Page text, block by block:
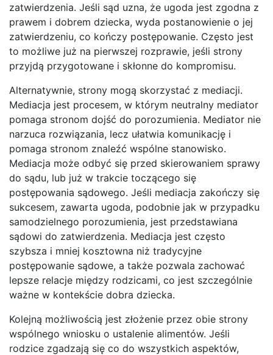
zatwierdzenia. Jeśli sąd uzna, że ugoda jest zgodna z
prawem i dobrem dziecka, wyda postanowienie o jej
zatwierdzeniu, co kończy postępowanie. Często jest
to możliwe już na pierwszej rozprawie, jeśli strony
przyjdą przygotowane i skłonne do kompromisu.
Alternatywnie, strony mogą skorzystać z mediacji.
Mediacja jest procesem, w którym neutralny mediator
pomaga stronom dojść do porozumienia. Mediator nie
narzuca rozwiązania, lecz ułatwia komunikację i
pomaga stronom znaleźć wspólne stanowisko.
Mediacja może odbyć się przed skierowaniem sprawy
do sądu, lub już w trakcie toczącego się
postępowania sądowego. Jeśli mediacja zakończy się
sukcesem, zawarta ugoda, podobnie jak w przypadku
samodzielnego porozumienia, jest przedstawiana
sądowi do zatwierdzenia. Mediacja jest często
szybsza i mniej kosztowna niż tradycyjne
postępowanie sądowe, a także pozwala zachować
lepsze relacje między rodzicami, co jest szczególnie
ważne w kontekście dobra dziecka.
Kolejną możliwością jest złożenie przez obie strony
wspólnego wniosku o ustalenie alimentów. Jeśli
rodzice zgadzają się co do wszystkich aspektów,